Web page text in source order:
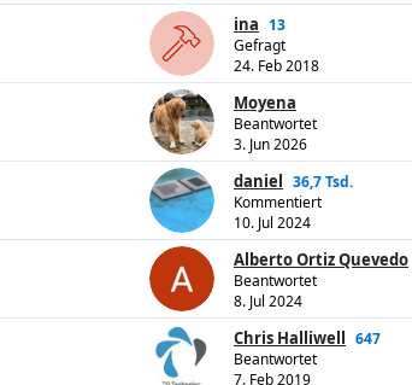
ina 13
Gefragt
24. Feb 2018
Moyena
Beantwortet
3. Jun 2026
daniel 36,7 Tsd.
Kommentiert
10. Jul 2024
Alberto Ortiz Quevedo
Beantwortet
8. Jul 2024
Chris Halliwell 647
Beantwortet
7. Feb 2019